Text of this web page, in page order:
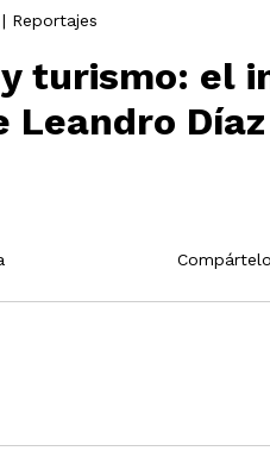
| Reportajes
turismo: el
Díaz
Compártelo